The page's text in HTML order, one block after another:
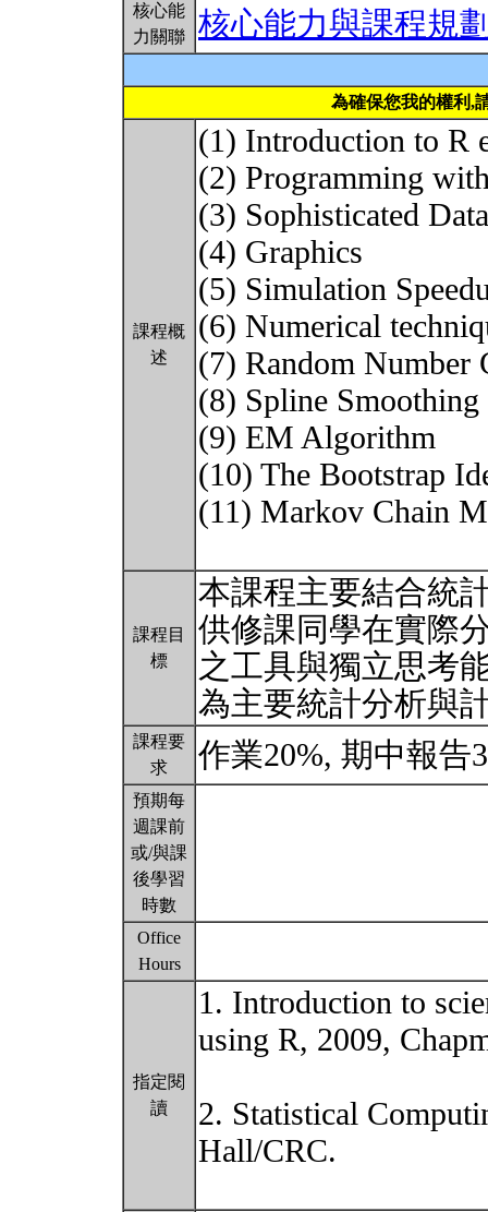
核心能
力關聯
核心能力與課程規
為確保您我的權利,
課程概
述
(1) Introduction to R
(2) Programming
(3) Sophisticated
(4) Graphics
(5) Simulation
(6) Numerical
(7) Random Number
(8) Spline
(9) EM Algorithm
(10) The Bootstrap
(11) Markov Chain
課程目
標
本課程主要結合統
供修課同學在實際
之工具與獨立思考
為主要統計分析與
課程要
求
作業20%, 期中報告
預期每
週課前
或/與課
後學習
時數
Office
Hours
指定閱
讀
1. Introduction to
using R, 2009,
2. Statistical
Hall/CRC.